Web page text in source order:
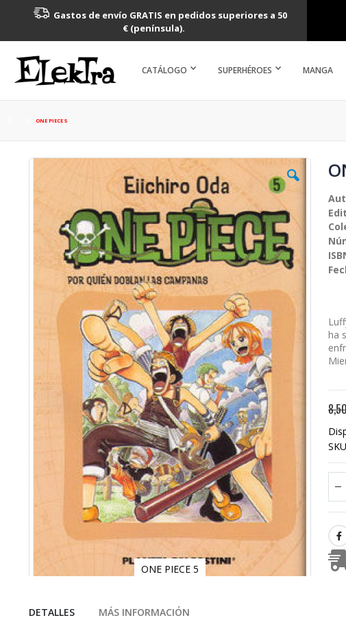
Gastos de envío GRATIS en pedidos superiores a 50
€ (península).
CATÁLOGO SUPERHÉROES MANGA
ONE PIECE 5
Saltar
final
galería
imágenes
ONE PIECE 5
comienzo
ha
SKU
DETALLES MÁS INFORMACIÓN